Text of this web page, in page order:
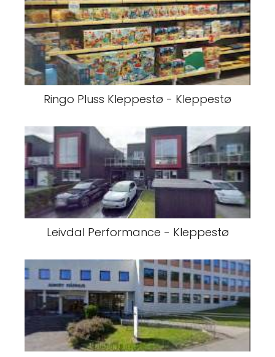
Ringo Pluss Kleppestø - Kleppestø
Leivdal Performance - Kleppestø